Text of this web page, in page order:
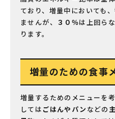
ており、増量中においても
ませんが、
３０％は上回ら
ります。
増量のための食事
増量するためのメニューを
しては ごはんやパン などの